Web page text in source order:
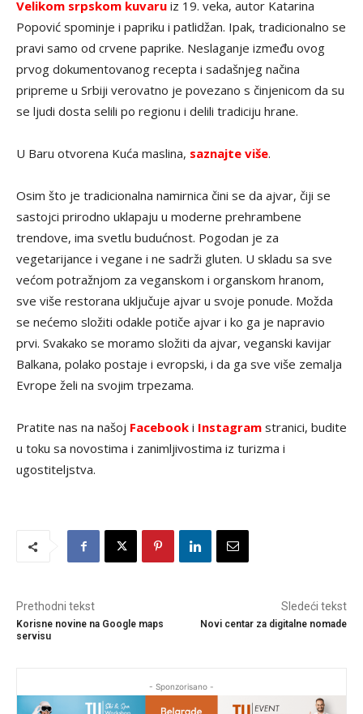
Velikom srpskom kuvaru iz 19. veka, autor Katarina
Popović spominje i papriku i patlidžan. Ipak, tradicionalno se
pravi samo od crvene paprike. Neslaganje između ovog
prvog dokumentovanog recepta i sadašnjeg načina
pripreme u Srbiji verovatno je povezano s činjenicom da su
se ljudi dosta selili po regionu i delili tradiciju hrane.
U Baru otvorena Kuća maslina, saznajte više.
Osim što je tradicionalna namirnica čini se da ajvar, čiji se
sastojci prirodno uklapaju u moderne prehrambene
trendove, ima svetlu budućnost. Pogodan je za
vegetarijance i vegane i ne sadrži gluten. U skladu sa sve
većom potražnjom za veganskom i organskom hranom,
sve više restorana uključuje ajvar u svoje ponude. Možda
se nećemo složiti odakle potiče ajvar i ko ga je napravio
prvi. Svakako se moramo složiti da ajvar, veganski kavijar
Balkana, polako postaje i evropski, i da ga sve više zemalja
Evrope želi na svojim trpezama.
Pratite nas na našoj Facebook i Instagram stranici, budite
u toku sa novostima i zanimljivostima iz turizma i
ugostiteljstva.
Prethodni tekst
Korisne novine na Google maps
servisu
Sledeći tekst
Novi centar za digitalne nomade
- Sponzorisano -